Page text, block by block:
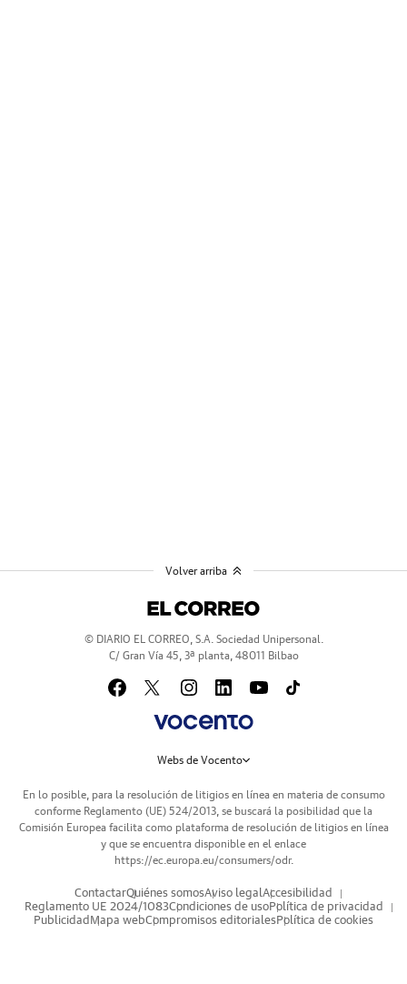
© DIARIO EL CORREO, S.A. Sociedad Unipersonal.
C/ Gran Vía 45, 3ª planta, 48011 Bilbao
Webs de Vocento
En lo posible, para la resolución de litigios en línea en materia de consumo
conforme Reglamento (UE) 524/2013, se buscará la posibilidad que la
Comisión Europea facilita como plataforma de resolución de litigios en línea
y que se encuentra disponible en el enlace
https://ec.europa.eu/consumers/odr.
ContactarQuiénes somosAviso legalAccesibilidad
Reglamento UE 2024/1083Condiciones de usoPolítica de privacidad
Publicidad Mapa webCompromisos editorialesPolítica de cookies
Volver arriba